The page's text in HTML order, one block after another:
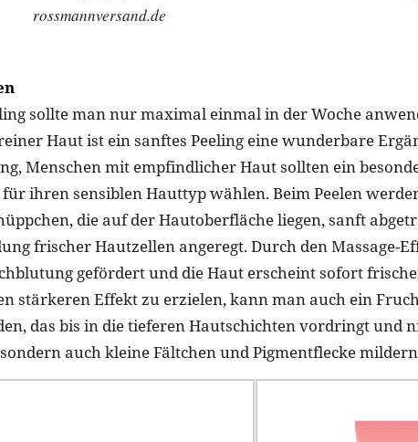
rossmannversand.de
sollte man nur maximal einmal in der Woche
Haut ist ein sanftes Peeling eine wunderbare
Menschen mit empfindlicher Haut sollten ein
ihren sensiblen Hauttyp wählen. Beim Peelen
die auf der Hautoberfläche liegen, sanft
frischer Hautzellen angeregt. Durch den Massage-
gefördert und die Haut erscheint sofort
stärkeren Effekt zu erzielen, kann man auch ein
das bis in die tieferen Hautschichten vordringt und
auch kleine Fältchen und Pigmentflecke